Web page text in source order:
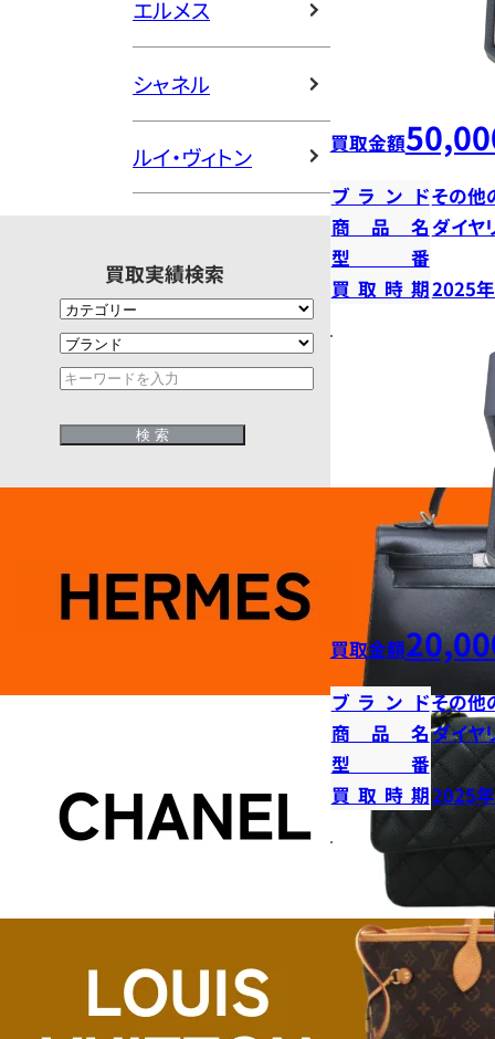
エルメス
シャネル
ルイ・ヴィトン
買取実績検索
買取金額
ブランドその他
商品名ダイヤ
型番
買取時期2025
買取金額
ブランドその他
商品名ダイヤ
型番
買取時期2025